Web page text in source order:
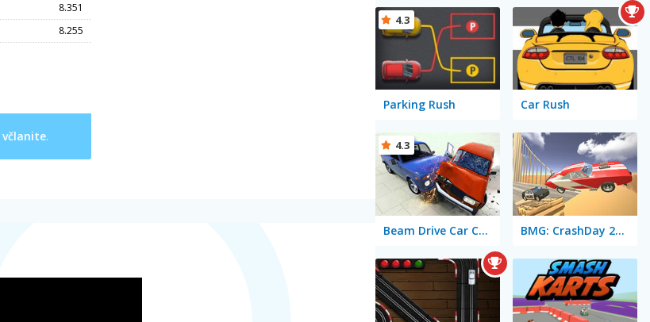
8.351
8.255
včlanite.
Parking Rush
4.3
Car Rush
Beam Drive Car Crash Test Simulator
4.3
BMG: CrashDay 2025